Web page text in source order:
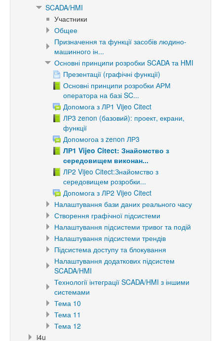
SCADA/HMI
Участники
Общее
Призначення та функції засобів людино-
машинного ін...
Основні принципи розробки SCADA та HMI
Презентації (графічні функції)
Основні принципи розробки АРМ
оператора на базі SC...
Допомога з ЛР1 Vijeo Citect
ЛР3 zenon (базовий): проект, екрани,
функції
Допомогоа з zenon ЛР3
ЛР1 Vijeo Citect: Знайомство з
середовищем виконан...
ЛР2 Vijeo Citect:Знайомство з
середовищем розробки...
Допомога з ЛР2 Vijeo Citect
Налаштування бази даних реального часу
Створення графічної підсистеми
Налаштування підсистеми тривог та подій
Налаштування підсистеми трендів
Підсистема доступу та блокування
Налаштування додаткових підсистем
SCADA/HMI
Технології інтеграції SCADA/HMI з іншими
системами
Тема 10
Тема 11
Тема 12
i4u